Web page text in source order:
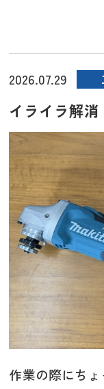
2026.07.29
イライラ解消
作業の際にち